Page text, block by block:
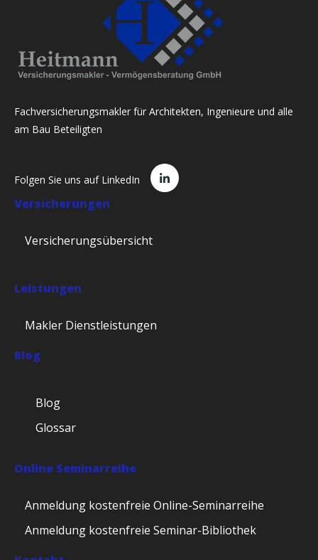
Fachversicherungsmakler für Architekten, Ingenieure und alle
am Bau Beteiligten
Folgen Sie uns auf LinkedIn
Versicherungen
Versicherungsübersicht
Leistungen
Makler Dienstleistungen
Blog
Blog
Glossar
Online Seminarreihe
Anmeldung kostenfreie Online-Seminarreihe
Anmeldung kostenfreie Seminar-Bibliothek